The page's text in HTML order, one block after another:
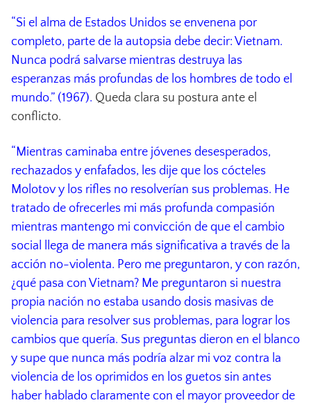
“Si el alma de Estados Unidos se envenena por
completo, parte de la autopsia debe decir: Vietnam.
Nunca podrá salvarse mientras destruya las
esperanzas más profundas de los hombres de todo el
mundo.” (1967). Queda clara su postura ante el
conflicto.
“Mientras caminaba entre jóvenes desesperados,
rechazados y enfafados, les dije que los cócteles
Molotov y los rifles no resolverían sus problemas. He
tratado de ofrecerles mi más profunda compasión
mientras mantengo mi convicción de que el cambio
social llega de manera más significativa a través de la
acción no-violenta. Pero me preguntaron, y con razón,
¿qué pasa con Vietnam? Me preguntaron si nuestra
propia nación no estaba usando dosis masivas de
violencia para resolver sus problemas, para lograr los
cambios que quería. Sus preguntas dieron en el blanco
y supe que nunca más podría alzar mi voz contra la
violencia de los oprimidos en los guetos sin antes
haber hablado claramente con el mayor proveedor de